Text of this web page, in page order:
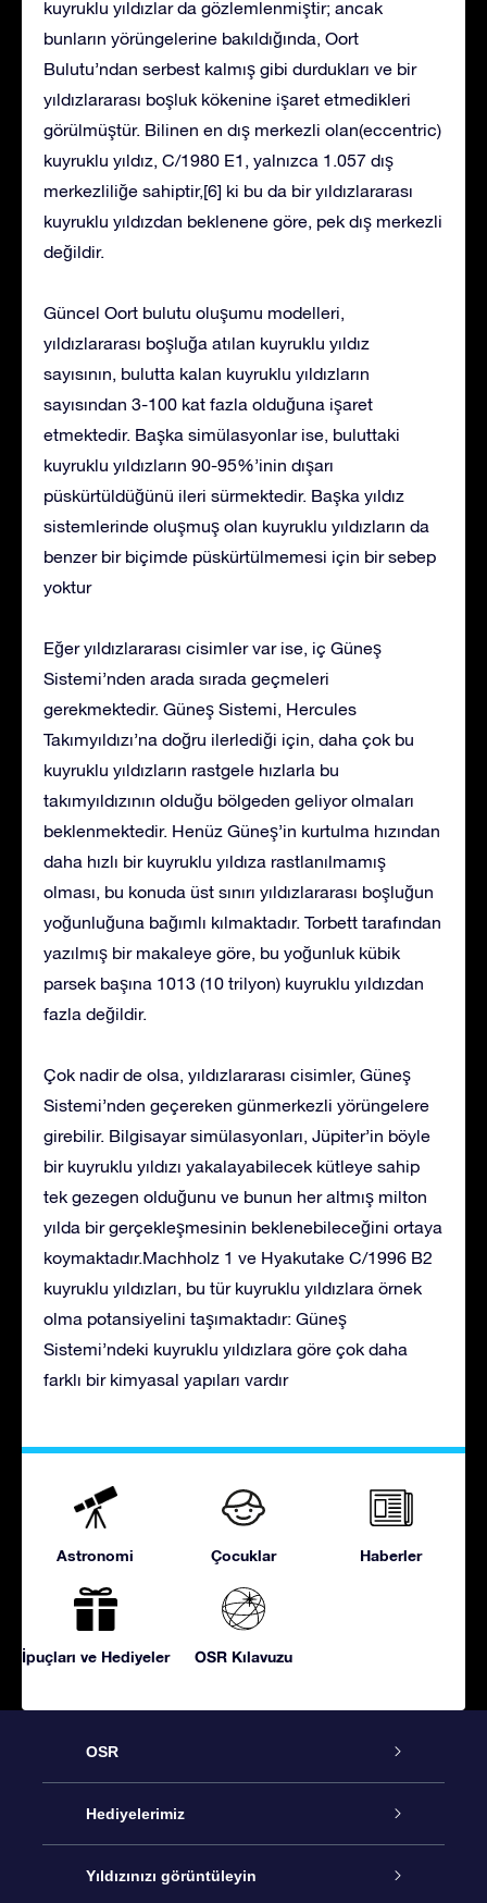
kuyruklu yıldızlar da gözlemlenmiştir; ancak
bunların yörüngelerine bakıldığında, Oort
Bulutu’ndan serbest kalmış gibi durdukları ve bir
yıldızlararası boşluk kökenine işaret etmedikleri
görülmüştür. Bilinen en dış merkezli olan(eccentric)
kuyruklu yıldız, C/1980 E1, yalnızca 1.057 dış
merkezliliğe sahiptir,[6] ki bu da bir yıldızlararası
kuyruklu yıldızdan beklenene göre, pek dış merkezli
değildir.
Güncel Oort bulutu oluşumu modelleri,
yıldızlararası boşluğa atılan kuyruklu yıldız
sayısının, bulutta kalan kuyruklu yıldızların
sayısından 3-100 kat fazla olduğuna işaret
etmektedir. Başka simülasyonlar ise, buluttaki
kuyruklu yıldızların 90-95%’inin dışarı
püskürtüldüğünü ileri sürmektedir. Başka yıldız
sistemlerinde oluşmuş olan kuyruklu yıldızların da
benzer bir biçimde püskürtülmemesi için bir sebep
yoktur
Eğer yıldızlararası cisimler var ise, iç Güneş
Sistemi’nden arada sırada geçmeleri
gerekmektedir. Güneş Sistemi, Hercules
Takımyıldızı’na doğru ilerlediği için, daha çok bu
kuyruklu yıldızların rastgele hızlarla bu
takımyıldızının olduğu bölgeden geliyor olmaları
beklenmektedir. Henüz Güneş’in kurtulma hızından
daha hızlı bir kuyruklu yıldıza rastlanılmamış
olması, bu konuda üst sınırı yıldızlararası boşluğun
yoğunluğuna bağımlı kılmaktadır. Torbett tarafından
yazılmış bir makaleye göre, bu yoğunluk kübik
parsek başına 1013 (10 trilyon) kuyruklu yıldızdan
fazla değildir.
Çok nadir de olsa, yıldızlararası cisimler, Güneş
Sistemi’nden geçereken günmerkezli yörüngelere
girebilir. Bilgisayar simülasyonları, Jüpiter’in böyle
bir kuyruklu yıldızı yakalayabilecek kütleye sahip
tek gezegen olduğunu ve bunun her altmış milton
yılda bir gerçekleşmesinin beklenebileceğini ortaya
koymaktadır.Machholz 1 ve Hyakutake C/1996 B2
kuyruklu yıldızları, bu tür kuyruklu yıldızlara örnek
olma potansiyelini taşımaktadır: Güneş
Sistemi’ndeki kuyruklu yıldızlara göre çok daha
farklı bir kimyasal yapıları vardır
Astronomi Çocuklar Haberler
İpuçları ve Hediyeler OSR Kılavuzu
OSR
Hizmet
İletişim
Hediyelerimiz
Çevrimiçi Yıldız Hediyesi
Yıldızınızı görüntüleyin